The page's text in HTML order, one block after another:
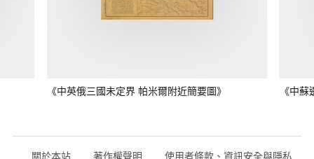
《中英俄三國未定界 帕米爾附近簡要圖》 《中
關於本站 著作權聲明 使用者條款、資訊安全與隱私